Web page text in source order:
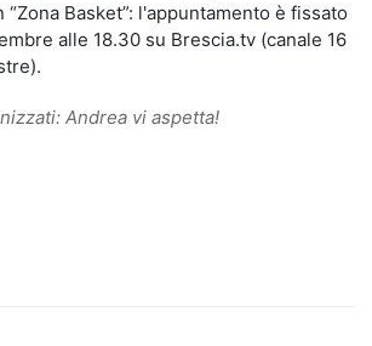
Basket”: l'appuntamento è fissato
alle 18.30 su Brescia.tv (canale 16
Andrea vi aspetta!